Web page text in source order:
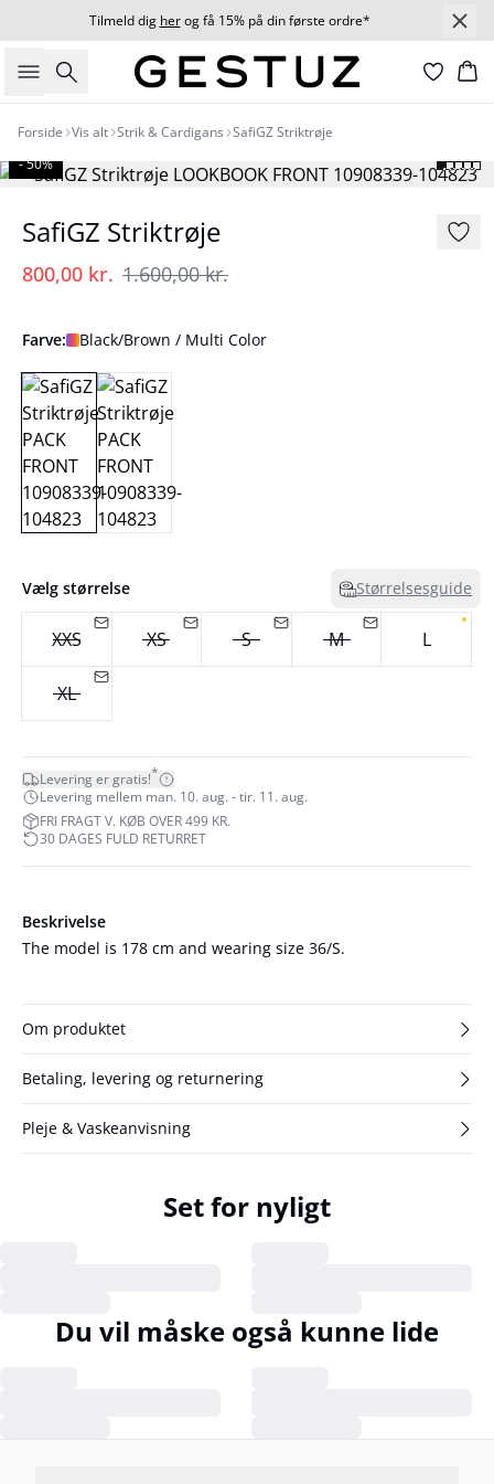
Tilmeld dig herog få 15% på din første ordre*
Søg
Forside Vis alt Strik & Cardigans SafiGZ Striktrøje
- 50%
SafiGZ Striktrøje
800,00 kr. 1.600,00 kr.
Farve: Black/Brown / Multi Color
Vælg størrelse Størrelsesguide
XXS XS S M L
XL
Levering er gratis!*
Levering mellem man. 10. aug. - tir. 11. aug.
FRI FRAGT V. KØB OVER 499 KR.
30 DAGES FULD RETURRET
Beskrivelse
The model is 178 cm and wearing size 36/S.
Om produktet
Betaling, levering og returnering
Pleje & Vaskeanvisning
Set for nyligt
Du vil måske også kunne lide